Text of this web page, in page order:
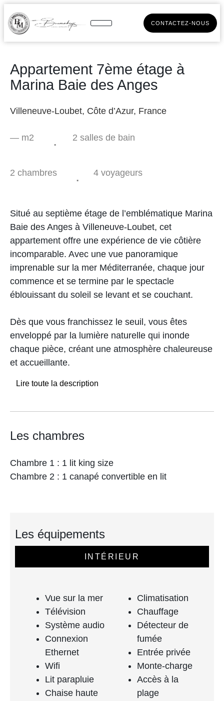
CONTACTEZ-NOUS
Appartement 7ème étage à
Marina Baie des Anges
Villeneuve-Loubet, Côte d’Azur, France
— m2 . 2 salles de bain
2 chambres . 4 voyageurs
Situé au septième étage de l’emblématique Marina
Baie des Anges à Villeneuve-Loubet, cet
appartement offre une expérience de vie côtière
incomparable. Avec une vue panoramique
imprenable sur la mer Méditerranée, chaque jour
commence et se termine par le spectacle
éblouissant du soleil se levant et se couchant.
Dès que vous franchissez le seuil, vous êtes
enveloppé par la lumière naturelle qui inonde
chaque pièce, créant une atmosphère chaleureuse
et accueillante.
Lire toute la description
Les chambres
Chambre 1 : 1 lit king size
Chambre 2 : 1 canapé convertible en lit
Les équipements
INTÉRIEUR
Vue sur la mer
Télévision
Système audio
Connexion
Ethernet
Wifi
Lit parapluie
Chaise haute
Climatisation
Chauffage
Détecteur de
fumée
Entrée privée
Monte-charge
Accès à la
plage